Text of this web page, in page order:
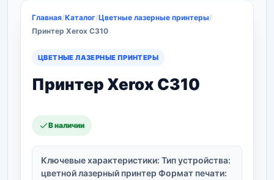
Главная/Каталог/Цветные лазерные принтеры/
Принтер Xerox C310
ЦВЕТНЫЕ ЛАЗЕРНЫЕ ПРИНТЕРЫ
Принтер Xerox C310
В наличии
Ключевые характеристики: Тип устройства:
цветной лазерный принтер Формат печати: